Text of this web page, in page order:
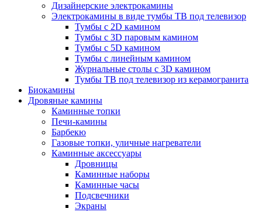
Дизайнерские электрокамины
Электрокамины в виде тумбы ТВ под телевизор
Тумбы с 2D камином
Тумбы с 3D паровым камином
Тумбы с 5D камином
Тумбы с линейным камином
Журнальные столы с 3D камином
Тумбы ТВ под телевизор из керамогранита
Биокамины
Дровяные камины
Каминные топки
Печи-камины
Барбекю
Газовые топки, уличные нагреватели
Каминные аксессуары
Дровницы
Каминные наборы
Каминные часы
Подсвечники
Экраны